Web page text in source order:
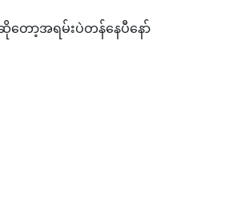
တော့အရမ်းပဲတန်နေပီနော်